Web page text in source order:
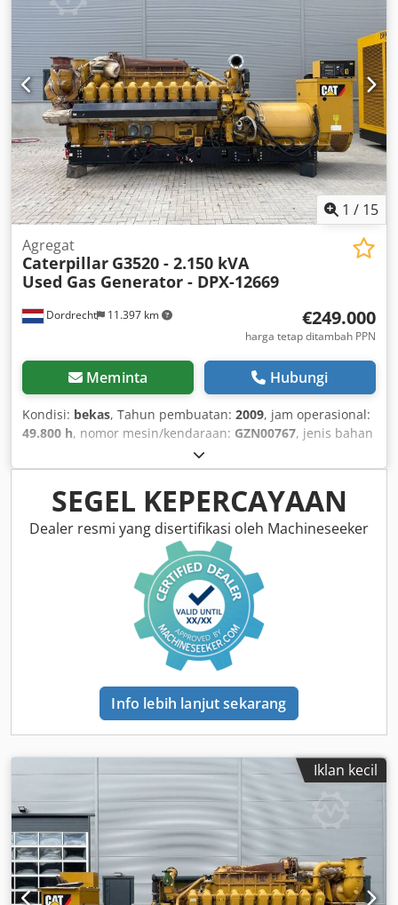
pengoperasian sistem pemanas gas baru di pusat
pemanas kami pada bulan September 2025, sistem BHKW
akan tersedia. Sistem ini telah dirawat secara teratur oleh
tenaga ahli. Dengan 36.514 jam operasi, kondisinya sangat
baik. Sistem ini dapat menyediakan panas dan listrik untuk
70 unit hunian. Dksdpozq S Tnsfx Afher Pada bulan Maret
2026, pemeriksaan emisi telah dilakukan, lihat laporan
pengukuran. Jika diminta, kunjungan lokasi dapat
dilakukan. Pembongkaran dan pengangkutan harus
ditanggung oleh pembeli. Perkiraan biaya yang kami buat
adalah sekitar 40.000 Euro. Lokasi berada di CH-8620
Wetzikon ZH.
1 / 15
Dordrecht 11.397 km
Agregat
Caterpillar G3520 - 2.150 kVA
Used Gas Generator - DPX-12669
€249.000
harga tetap ditambah PPN
Meminta Hubungi
Kondisi: bekas, Tahun pembuatan: 2009, jam operasional:
49.800 h, nomor mesin/kendaraan: GZN00767, jenis bahan
, produsen motor:Caterpillar G3520C
penggunaan: Konstruksi Berat kosong: 17.500 kg Kapasitas
generator: 2.150 kVA Dimensi ruang muat: 7 x 2 x 27 cm
Hubungi Tim DPX untuk mendapatkan informasi lebih
lanjut. Dkjdpfx Afjzpdn Ujhsr = Opsi dan aksesori
tambahan = - Panel kontrol
SEGEL KEPERCAYAAN
Dealer resmi yang disertifikasi oleh Machineseeker
Info lebih lanjut sekarang
Iklan kecil